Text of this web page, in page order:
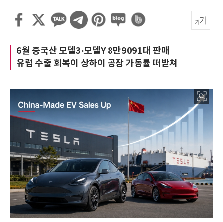
6월 중국산 모델3·모델Y 8만9091대 판매
유럽 수출 회복이 상하이 공장 가동률 떠받쳐